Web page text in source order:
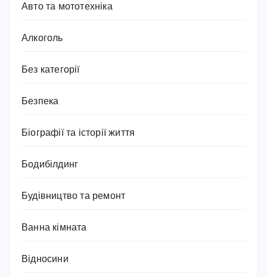
Авто та мототехніка
Алкоголь
Без категорії
Безпека
Біографії та історії життя
Бодибілдинг
Будівництво та ремонт
Ванна кімната
Відносини